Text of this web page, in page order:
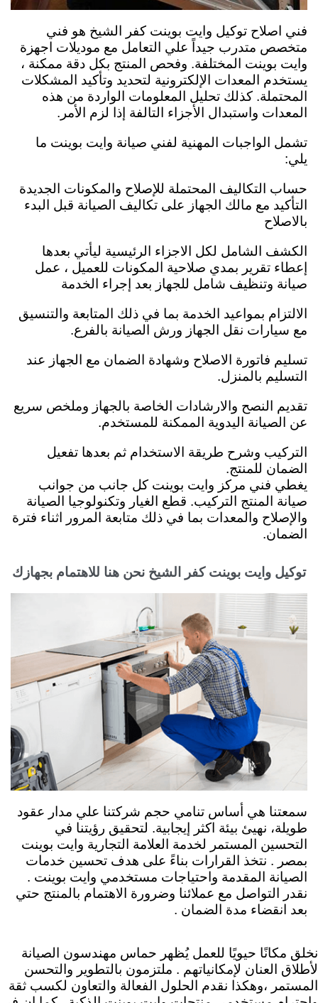
فني اصلاح توكيل وايت بوينت كفر الشيخ هو فني
متخصص متدرب جيداً علي التعامل مع موديلات اجهزة
وايت بوينت المختلفة. وفحص المنتج بكل دقة ممكنة ،
يستخدم المعدات الإلكترونية لتحديد وتأكيد المشكلات
المحتملة. كذلك تحليل المعلومات الواردة من هذه
المعدات واستبدال الأجزاء التالفة إذا لزم الأمر.
تشمل الواجبات المهنية لفني صيانة وايت بوينت ما
يلي:
حساب التكاليف المحتملة للإصلاح والمكونات الجديدة
التأكيد مع مالك الجهاز على تكاليف الصيانة قبل البدء
بالاصلاح
الكشف الشامل لكل الاجزاء الرئيسية ليأتي بعدها
إعطاء تقرير بمدي صلاحية المكونات للعميل ، عمل
صيانة وتنظيف شامل للجهاز بعد إجراء الخدمة
الالتزام بمواعيد الخدمة بما في ذلك المتابعة والتنسيق
مع سيارات نقل الجهاز ورش الصيانة بالفرع.
تسليم فاتورة الاصلاح وشهادة الضمان مع الجهاز عند
التسليم بالمنزل.
تقديم النصح والارشادات الخاصة بالجهاز وملخص سريع
عن الصيانة اليدوية الممكنة للمستخدم.
التركيب وشرح طريقة الاستخدام ثم بعدها تفعيل
الضمان للمنتج.
يغطي فني مركز وايت بوينت كل جانب من جوانب
صيانة المنتج التركيب. قطع الغيار وتكنولوجيا الصيانة
والإصلاح والمعدات بما في ذلك متابعة المرور اثناء فترة
الضمان.
توكيل وايت بوينت كفر الشيخ نحن هنا للاهتمام بجهازك
سمعتنا هي أساس تنامي حجم شركتنا علي مدار عقود
طويلة، نهيئ بيئة اكثر إيجابية. لتحقيق رؤيتنا في
التحسين المستمر لخدمة العلامة التجارية وايت بوينت
بمصر . نتخذ القرارات بناءً على هدف تحسين خدمات
الصيانة المقدمة واحتياجات مستخدمي وايت بوينت .
نقدر التواصل مع عملائنا وضرورة الاهتمام بالمنتج حتي
بعد انقضاء مدة الضمان .
نخلق مكانًا حيويًا للعمل يُظهر حماس مهندسون الصيانة
لأطلاق العنان لإمكانياتهم . ملتزمون بالتطوير والتحسن
المستمر ،وهكذا نقدم الحلول الفعالة والتعاون لكسب ثقة